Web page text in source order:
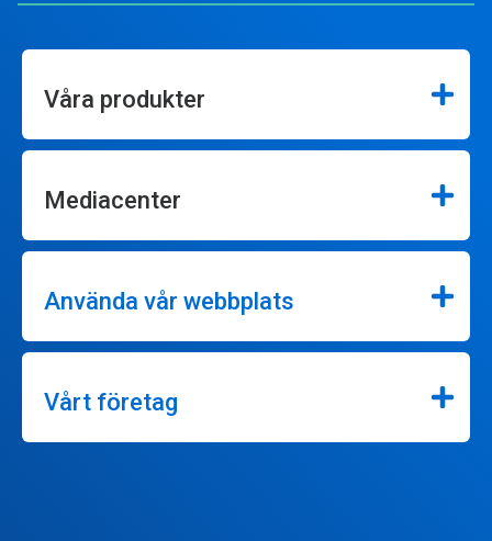
Våra produkter
Mediacenter
Använda vår webbplats
Vårt företag